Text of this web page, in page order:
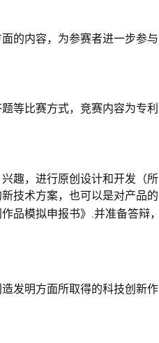
的内容，为参赛者进一步参与
等比赛方式，竞赛内容为专利
趣，进行原创设计和开发（所
技术方案，也可以是对产品的
品模拟申报书》
并准备答辩，
发明方面所取得的科技创新作